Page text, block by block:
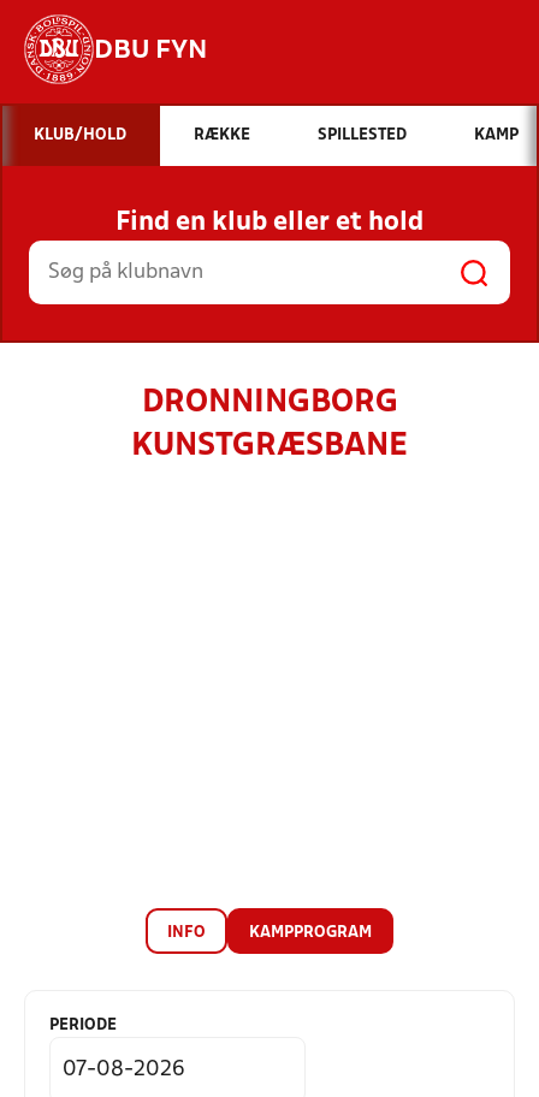
DBU FYN
Hvad vil du søge efter?
INDHOLD OG NYHEDER
STILLINGER, RESULTATER, KLUBBER OG
HOLD
KLUB/HOLD RÆKKE SPILLESTED KAMP
Find en klub eller et hold
DRONNINGBORG
KUNSTGRÆSBANE
INFO KAMPPROGRAM
PERIODE